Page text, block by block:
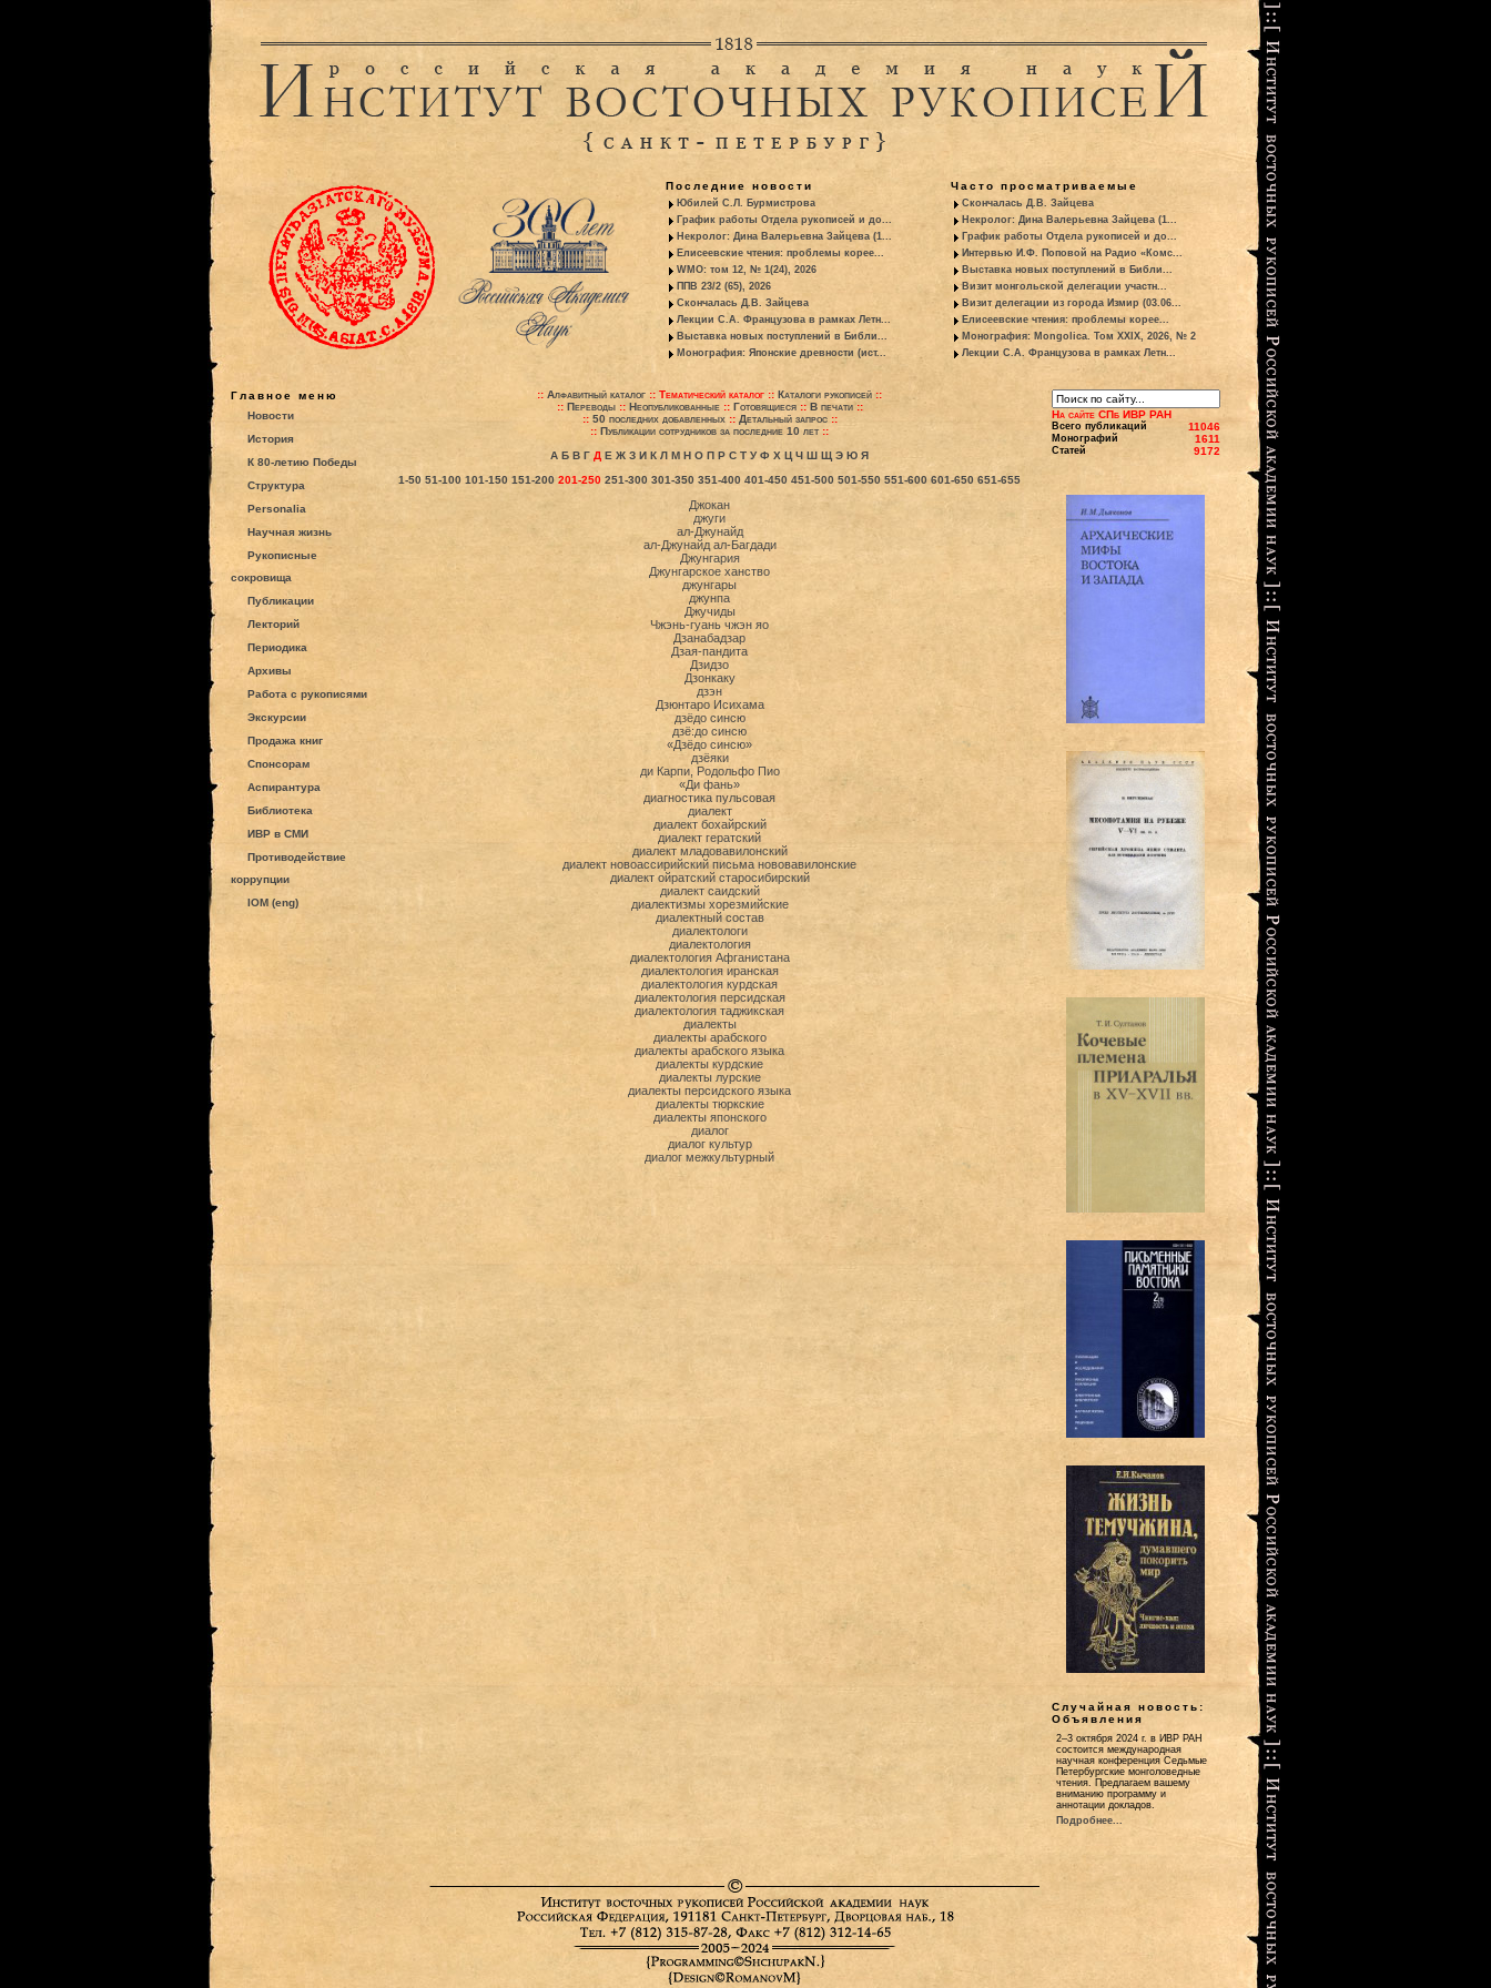
Последние новости
Юбилей С.Л. Бурмистрова
График работы Отдела рукописей и до...
Некролог: Дина Валерьевна Зайцева (1...
Елисеевские чтения: проблемы корее...
WMO: том 12, № 1(24), 2026
ППВ 23/2 (65), 2026
Скончалась Д.В. Зайцева
Лекции С.А. Французова в рамках Летн...
Выставка новых поступлений в Библи...
Монография: Японские древности (ист...
Часто просматриваемые
Скончалась Д.В. Зайцева
Некролог: Дина Валерьевна Зайцева (1...
График работы Отдела рукописей и до...
Интервью И.Ф. Поповой на Радио «Комс...
Выставка новых поступлений в Библи...
Визит монгольской делегации участн...
Визит делегации из города Измир (03.06...
Елисеевские чтения: проблемы корее...
Монография: Mongolica. Том XXIX, 2026, № 2
Лекции С.А. Французова в рамках Летн...
Главное меню
Новости
История
К 80-летию Победы
Структура
Personalia
Научная жизнь
Рукописные
сокровища
Публикации
Лекторий
Периодика
Архивы
Работа с рукописями
Экскурсии
Продажа книг
Спонсорам
Аспирантура
Библиотека
ИВР в СМИ
Противодействие
коррупции
IOM (eng)
:: Алфавитный каталог :: Тематический каталог :: Каталоги рукописей ::
:: Переводы:: Неопубликованные:: Готовящиеся:: В печати::
:: 50 последних добавленных:: Детальный запрос::
:: Публикации сотрудников за последние 10 лет::
А Б В Г Д Е Ж З И К Л М Н О П Р С Т У Ф Х Ц Ч Ш Щ Э Ю Я
1-50 51-100 101-150 151-200 201-250 251-300 301-350 351-400 401-450 451-500 501-550 551-600 601-650 651-655
Джокан
джуги
ал-Джунайд
ал-Джунайд ал-Багдади
Джунгария
Джунгарское ханство
джунгары
джунпа
Джучиды
Чжэнь-гуань чжэн яо
Дзанабадзар
Дзая-пандита
Дзидзо
Дзонкаку
дзэн
Дзюнтаро Исихама
дзёдо синсю
дзё:до синсю
«Дзёдо синсю»
дзёяки
ди Карпи, Родольфо Пио
«Ди фань»
диагностика пульсовая
диалект
диалект бохайрский
диалект гератский
диалект младовавилонский
диалект новоассирийский письма нововавилонские
диалект ойратский старосибирский
диалект саидский
диалектизмы хорезмийские
диалектный состав
диалектологи
диалектология
диалектология Афганистана
диалектология иранская
диалектология курдская
диалектология персидская
диалектология таджикская
диалекты
диалекты арабского
диалекты арабского языка
диалекты курдские
диалекты лурские
диалекты персидского языка
диалекты тюркские
диалекты японского
диалог
диалог культур
диалог межкультурный
На сайте СПб ИВР РАН
Всего публикаций 11046
Монографий 1611
Статей 9172
Случайная новость:
Объявления
2–3 октября 2024 г. в ИВР РАН
состоится международная
научная конференция Седьмые
Петербургские монголоведные
чтения. Предлагаем вашему
вниманию программу и
аннотации докладов.
Подробнее...